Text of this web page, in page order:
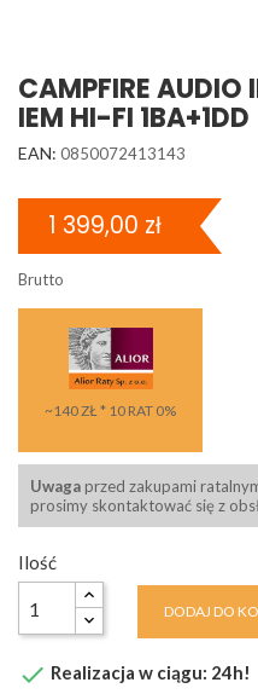
CAMPFIRE AUDIO
IEM HI-FI 1BA+1DD
EAN: 0850072413143
1 399,00 zł
Brutto
~140 ZŁ * 10 RAT 0%
Uwaga przed zakupami
prosimy skontaktować się z
Ilość
DODAJ DO
 Realizacja w ciągu: 24h!